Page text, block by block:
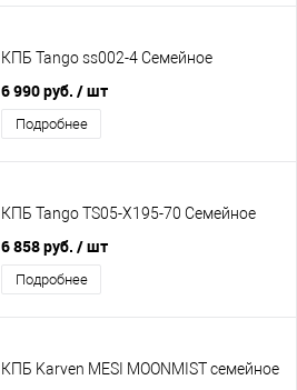
КПБ Tango ss002-4 Семейное
6 990 руб. / шт
Подробнее
КПБ Tango TS05-X195-70 Семейное
6 858 руб. / шт
Подробнее
КПБ Karven MESI MOONMIST семейное